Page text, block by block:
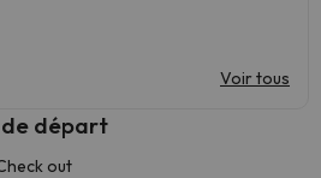
Voir tous
départ
out